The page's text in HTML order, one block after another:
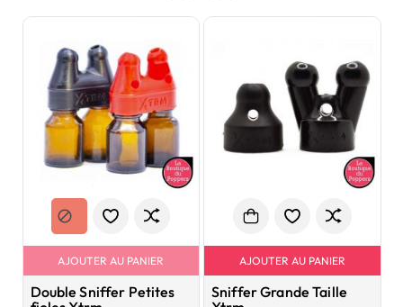
AJOUTER AU PANIER
Double Sniffer Petites
AJOUTER AU PANIER
Sniffer Grande Taille